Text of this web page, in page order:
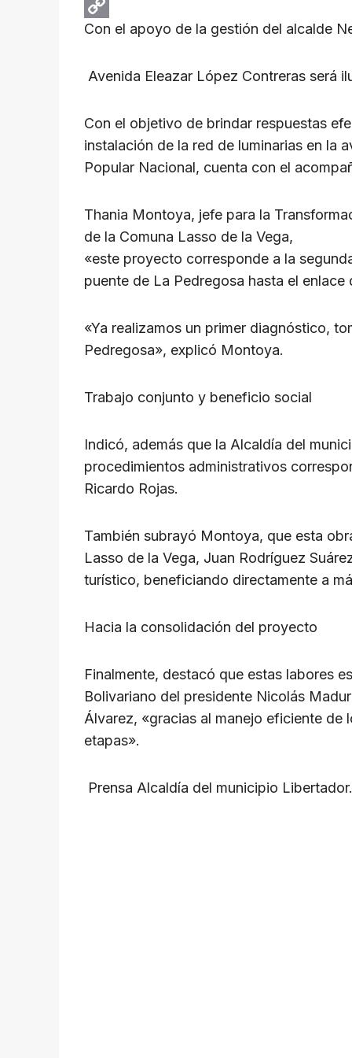
A
p
b
o
k
e
g
a
r
e
d
E
m
C
p
L
i
k
Con el apoyo de la gestión del alcalde
Avenida Eleazar López Contreras será
Con el objetivo de brindar respuestas
instalación de la red de luminarias en la
Popular Nacional, cuenta con el
Thania Montoya, jefe para la
de la Comuna Lasso de la Vega,
«este proyecto corresponde a la
puente de La Pedregosa hasta el enlace
«Ya realizamos un primer diagnóstico,
Pedregosa», explicó Montoya.
Trabajo conjunto y beneficio social
Indicó, además que la Alcaldía del
procedimientos administrativos
Ricardo Rojas.
También subrayó Montoya, que esta
Lasso de la Vega, Juan Rodríguez
turístico, beneficiando directamente a
Hacia la consolidación del proyecto
Finalmente, destacó que estas labores
Bolivariano del presidente Nicolás
Álvarez, «gracias al manejo eficiente de
etapas».
Prensa Alcaldía del municipio Libertador.